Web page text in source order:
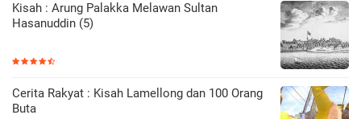
Kisah : Arung Palakka Melawan Sultan
Hasanuddin (5)
Cerita Rakyat : Kisah Lamellong dan 100 Orang
Buta